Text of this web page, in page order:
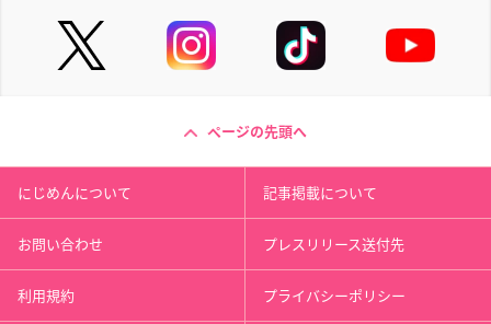
ページの先頭へ
にじめんについて 記事掲載について
お問い合わせ プレスリリース送付先
利用規約 プライバシーポリシー